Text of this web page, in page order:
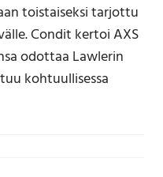
toistaiseksi tarjottu
Condit kertoi AXS
odottaa Lawlerin
kohtuullisessa